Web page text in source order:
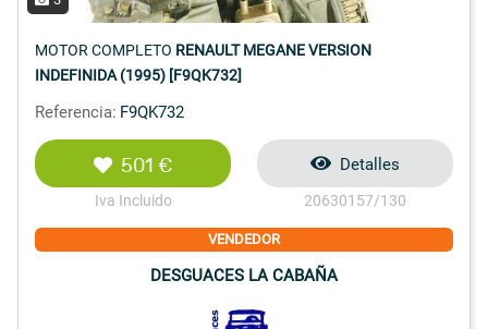
MOTOR COMPLETO RENAULT MEGANE VERSION
INDEFINIDA (1995) [F9QK732]
Referencia: F9QK732
501 €
Iva Incluido
Detalles
20630157/130
VENDEDOR
DESGUACES LA CABAÑA